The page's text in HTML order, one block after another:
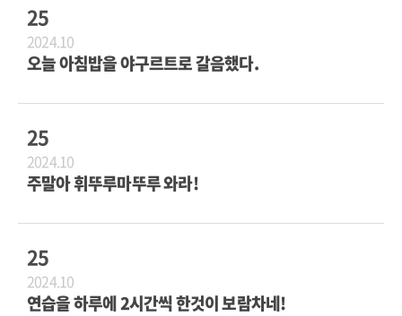
25
2024.10
오늘 아침밥을 야구르트로 갈음했다.
25
2024.10
주말아 휘뚜루마뚜루 와라!
25
2024.10
연습을 하루에 2시간씩 한것이 보람차네!